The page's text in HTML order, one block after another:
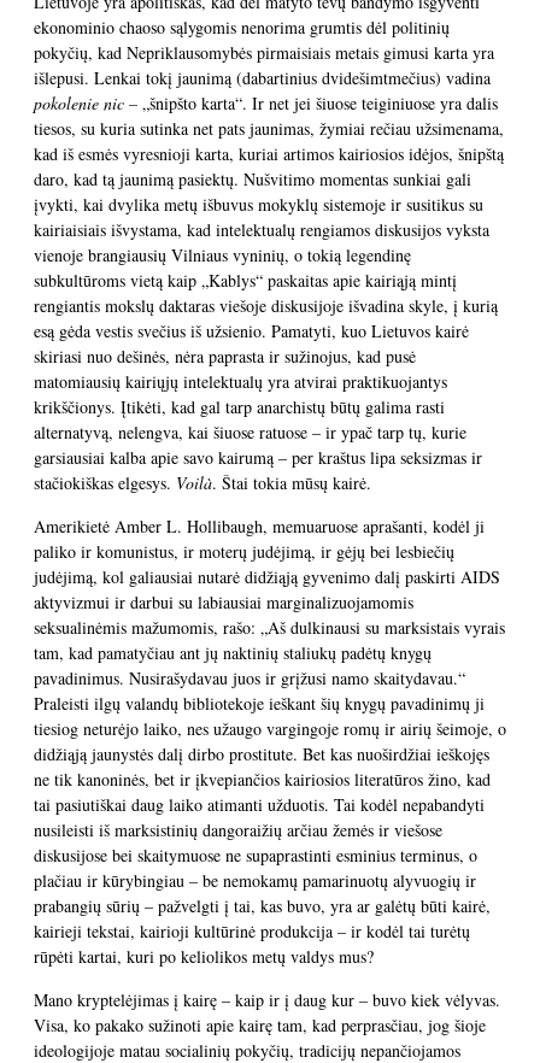
ekonominio chaoso sąlygomis nenorima grumtis dėl politinių
pokyčių, kad Nepriklausomybės pirmaisiais metais gimusi karta yra
išlepusi. Lenkai tokį jaunimą (dabartinius dvidešimtmečius) vadina
pokolenie nic – „šnipšto karta“. Ir net jei šiuose teiginiuose yra dalis
tiesos, su kuria sutinka net pats jaunimas, žymiai rečiau užsimenama,
kad iš esmės vyresnioji karta, kuriai artimos kairiosios idėjos, šnipštą
daro, kad tą jaunimą pasiektų. Nušvitimo momentas sunkiai gali
įvykti, kai dvylika metų išbuvus mokyklų sistemoje ir susitikus su
kairiaisiais išvystama, kad intelektualų rengiamos diskusijos vyksta
vienoje brangiausių Vilniaus vyninių, o tokią legendinę
subkultūroms vietą kaip „Kablys“ paskaitas apie kairiąją mintį
rengiantis mokslų daktaras viešoje diskusijoje išvadina skyle, į kurią
esą gėda vestis svečius iš užsienio. Pamatyti, kuo Lietuvos kairė
skiriasi nuo dešinės, nėra paprasta ir sužinojus, kad pusė
matomiausių kairiųjų intelektualų yra atvirai praktikuojantys
krikščionys. Įtikėti, kad gal tarp anarchistų būtų galima rasti
alternatyvą, nelengva, kai šiuose ratuose – ir ypač tarp tų, kurie
garsiausiai kalba apie savo kairumą – per kraštus lipa seksizmas ir
stačiokiškas elgesys. Voilà. Štai tokia mūsų kairė.
Amerikietė Amber L. Hollibaugh, memuaruose aprašanti, kodėl ji
paliko ir komunistus, ir moterų judėjimą, ir gėjų bei lesbiečių
judėjimą, kol galiausiai nutarė didžiąją gyvenimo dalį paskirti AIDS
aktyvizmui ir darbui su labiausiai marginalizuojamomis
seksualinėmis mažumomis, rašo: „Aš dulkinausi su marksistais vyrais
tam, kad pamatyčiau ant jų naktinių staliukų padėtų knygų
pavadinimus. Nusirašydavau juos ir grįžusi namo skaitydavau.“
Praleisti ilgų valandų bibliotekoje ieškant šių knygų pavadinimų ji
tiesiog neturėjo laiko, nes užaugo vargingoje romų ir airių šeimoje, o
didžiąją jaunystės dalį dirbo prostitute. Bet kas nuoširdžiai ieškojęs
ne tik kanoninės, bet ir įkvepiančios kairiosios literatūros žino, kad
tai pasiutiškai daug laiko atimanti užduotis. Tai kodėl nepabandyti
nusileisti iš marksistinių dangoraižių arčiau žemės ir viešose
diskusijose bei skaitymuose ne supaprastinti esminius terminus, o
plačiau ir kūrybingiau – be nemokamų pamarinuotų alyvuogių ir
prabangių sūrių – pažvelgti į tai, kas buvo, yra ar galėtų būti kairė,
kairieji tekstai, kairioji kultūrinė produkcija – ir kodėl tai turėtų
rūpėti kartai, kuri po keliolikos metų valdys mus?
Mano kryptelėjimas į kairę – kaip ir į daug kur – buvo kiek vėlyvas.
Visa, ko pakako sužinoti apie kairę tam, kad perprasčiau, jog šioje
ideologijoje matau socialinių pokyčių, tradicijų nepančiojamos